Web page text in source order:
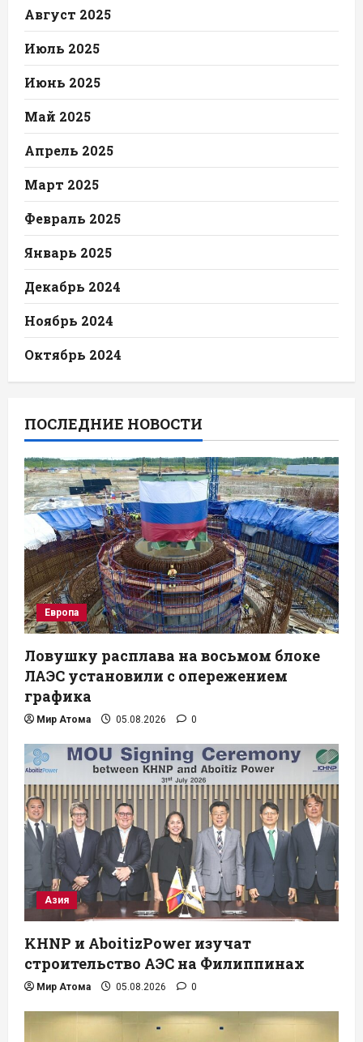
Август 2025
Июль 2025
Июнь 2025
Май 2025
Апрель 2025
Март 2025
Февраль 2025
Январь 2025
Декабрь 2024
Ноябрь 2024
Октябрь 2024
ПОСЛЕДНИЕ НОВОСТИ
Европа
Ловушку расплава на восьмом блоке
ЛАЭС установили с опережением
графика
Мир Атома 05.08.2026 0
Азия
KHNP и AboitizPower изучат
строительство АЭС на Филиппинах
Мир Атома 05.08.2026 0